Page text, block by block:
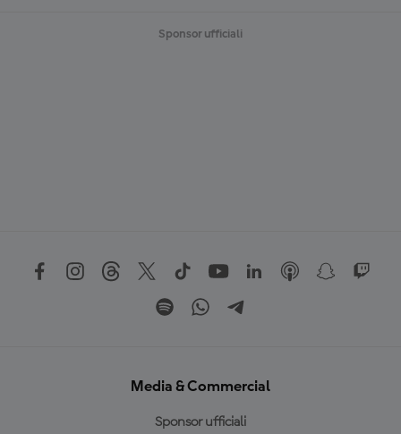
Sponsor ufficiali
Media & Commercial
Sponsor ufficiali